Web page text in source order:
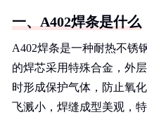
一、A402焊条是什么
A402焊条是一种耐热不锈
的焊芯采用特殊合金，外
时形成保护气体，防止氧
飞溅小，焊缝成型美观，